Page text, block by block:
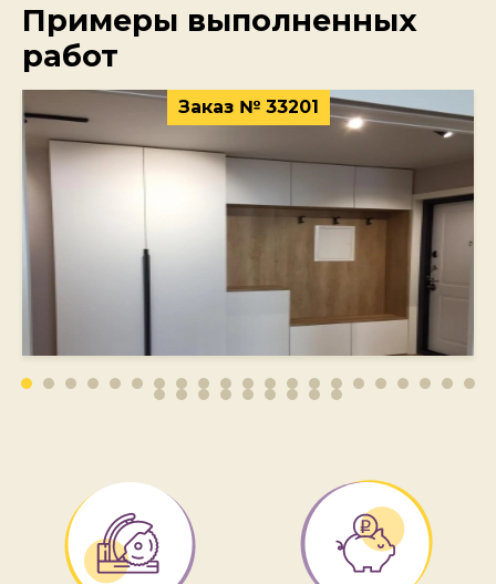
Примеры выполненных
работ
Заказ № 33201